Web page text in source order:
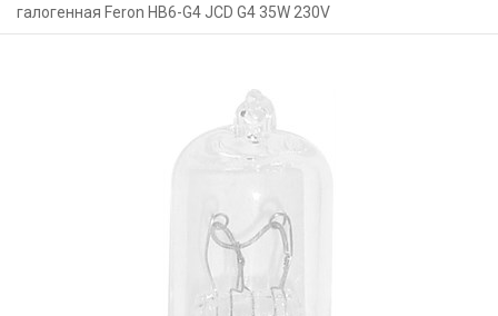
галогенная Feron HB6-G4 JCD G4 35W 230V